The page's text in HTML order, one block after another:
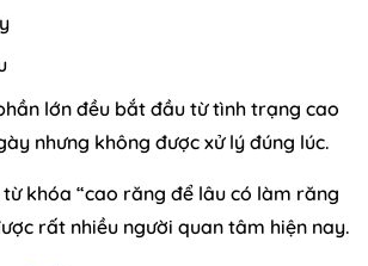
lớn đều bắt đầu từ tình trạng cao
nhưng không được xử lý đúng lúc.
khóa “cao răng để lâu có làm răng
rất nhiều người quan tâm hiện nay.